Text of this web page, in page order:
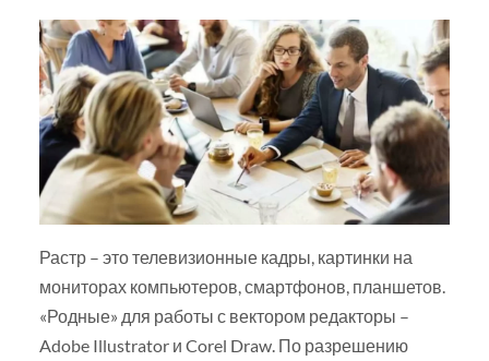
Растр – это телевизионные кадры, картинки на
мониторах компьютеров, смартфонов, планшетов.
«Родные» для работы с вектором редакторы –
Adobe Illustrator и Corel Draw. По разрешению